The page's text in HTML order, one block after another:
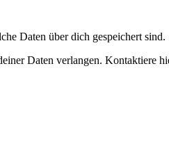
Daten über dich gespeichert sind.
Daten verlangen. Kontaktiere